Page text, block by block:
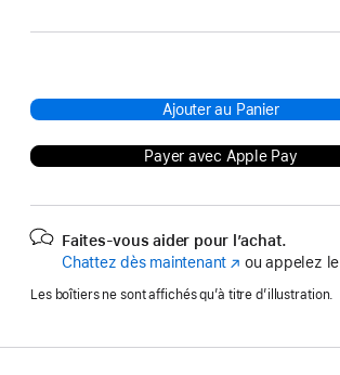
Ajouter au Panier
Payer avec Apple Pay
Faites-vous aider pour l’achat.
Chattez dès maintenant (s’ouvre
une
fenêtre)
ou appelez le
Les boîtiers ne sont affichés qu’à titre d’illustration.